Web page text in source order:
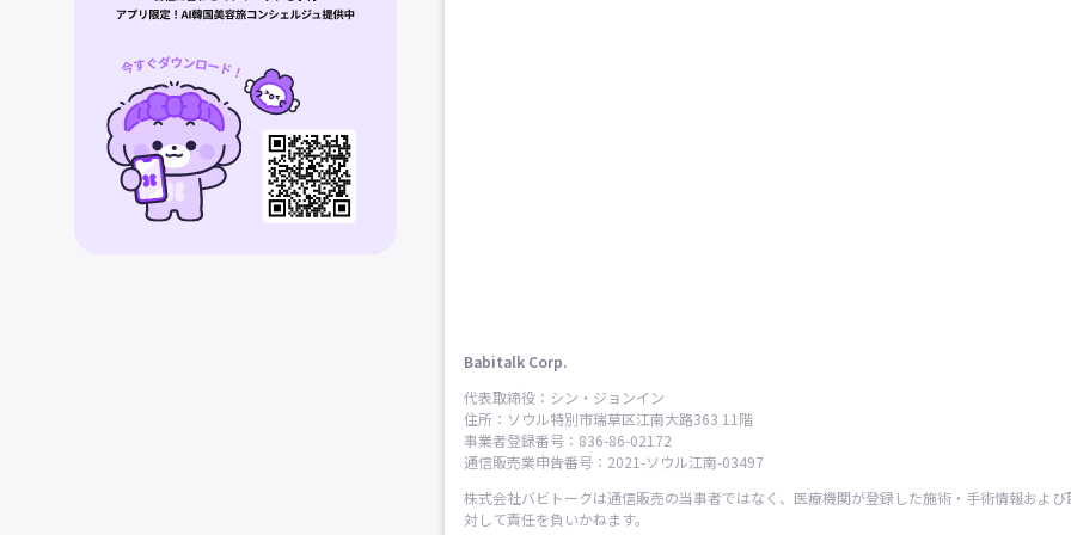
Babitalk Corp.
代表取締役：シン・ジョンイン
住所：ソウル特別市瑞草区江南大路363 11階
事業者登録番号：836-86-02172
通信販売業申告番号：2021-ソウル江南-03497
株式会社バビトークは通信販売の当事者ではなく、医療機関が登録した施術・手術情報および
対して責任を負いかねます。